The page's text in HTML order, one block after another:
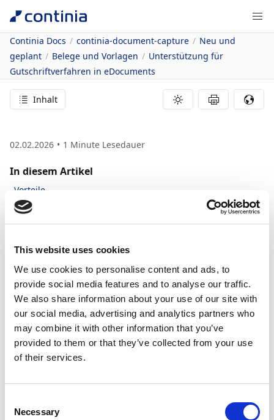
This website uses cookies
We use cookies to personalise content and ads, to
provide social media features and to analyse our traffic.
We also share information about your use of our site with
our social media, advertising and analytics partners who
may combine it with other information that you’ve
provided to them or that they’ve collected from your use
of their services.
Selection
Necessary
Continia Docs continia-document-capture
Neu und
geplant
Belege und Vorlagen
Unterstützung für
Gutschriftverfahren in eDocuments
Inhalt
02.02.2026 1 Minute Lesedauer
In diesem Artikel
Vorteile
Details zur Funktion
Unterstützung für
Gutschriftverfahren
in eDocuments
Funktion
Öffentliche
Vorschau
Allgemeine
Verfügbarkeit
Online
Gutschriftverfahren
2026